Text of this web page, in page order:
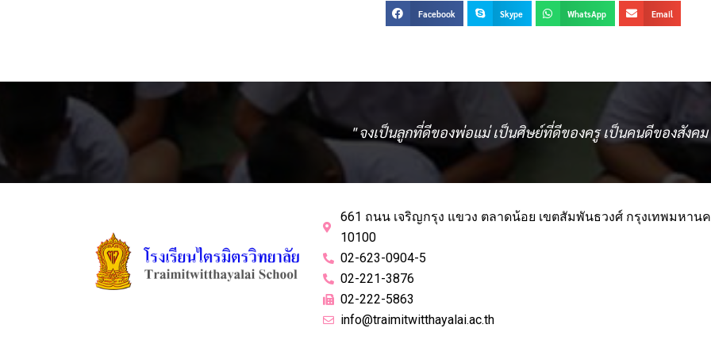
Facebook Skype WhatsApp Email
" จงเป็นลูกที่ดีของพ่อแม่ เป็นศิษย์ที่ดีของครู เป็นคนดีของสังคม
661 ถนน เจริญกรุง แขวง ตลาดน้อย เขตสัมพันธวงศ์ กรุงเทพมหาน
10100
02-623-0904-5
02-221-3876
02-222-5863
info@traimitwitthayalai.ac.th